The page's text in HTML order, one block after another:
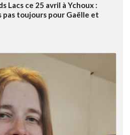
Lacs ce 25 avril à Ychoux :
pas toujours pour Gaëlle et